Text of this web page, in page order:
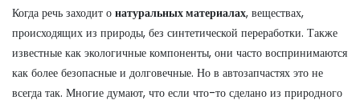
Когда речь заходит о натуральных материалах, веществах,
происходящих из природы, без синтетической переработки. Также
известные как экологичные компоненты, они часто воспринимаются
как более безопасные и долговечные. Но в автозапчастях это не
всегда так. Многие думают, что если что-то сделано из природного